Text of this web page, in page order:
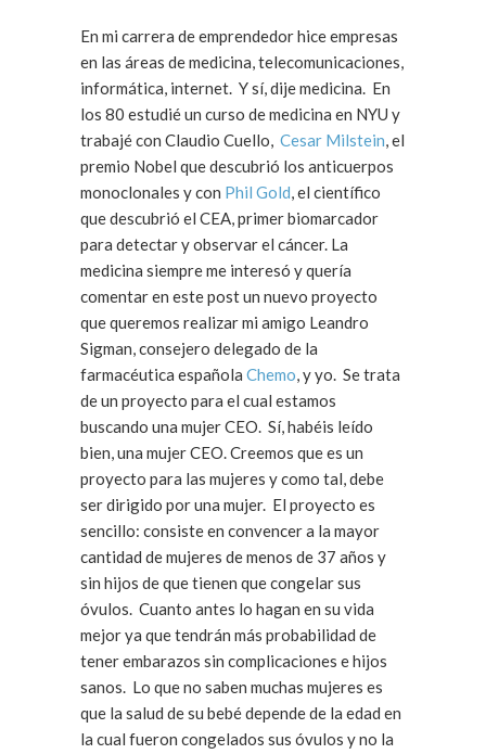
En mi carrera de emprendedor hice empresas
en las áreas de medicina, telecomunicaciones,
informática, internet. Y sí, dije medicina. En
los 80 estudié un curso de medicina en NYU y
trabajé con Claudio Cuello, Cesar Milstein, el
premio Nobel que descubrió los anticuerpos
monoclonales y con Phil Gold, el científico
que descubrió el CEA, primer biomarcador
para detectar y observar el cáncer. La
medicina siempre me interesó y quería
comentar en este post un nuevo proyecto
que queremos realizar mi amigo Leandro
Sigman, consejero delegado de la
farmacéutica española Chemo, y yo. Se trata
de un proyecto para el cual estamos
buscando una mujer CEO. Sí, habéis leído
bien, una mujer CEO. Creemos que es un
proyecto para las mujeres y como tal, debe
ser dirigido por una mujer. El proyecto es
sencillo: consiste en convencer a la mayor
cantidad de mujeres de menos de 37 años y
sin hijos de que tienen que congelar sus
óvulos. Cuanto antes lo hagan en su vida
mejor ya que tendrán más probabilidad de
tener embarazos sin complicaciones e hijos
sanos. Lo que no saben muchas mujeres es
que la salud de su bebé depende de la edad en
la cual fueron congelados sus óvulos y no la